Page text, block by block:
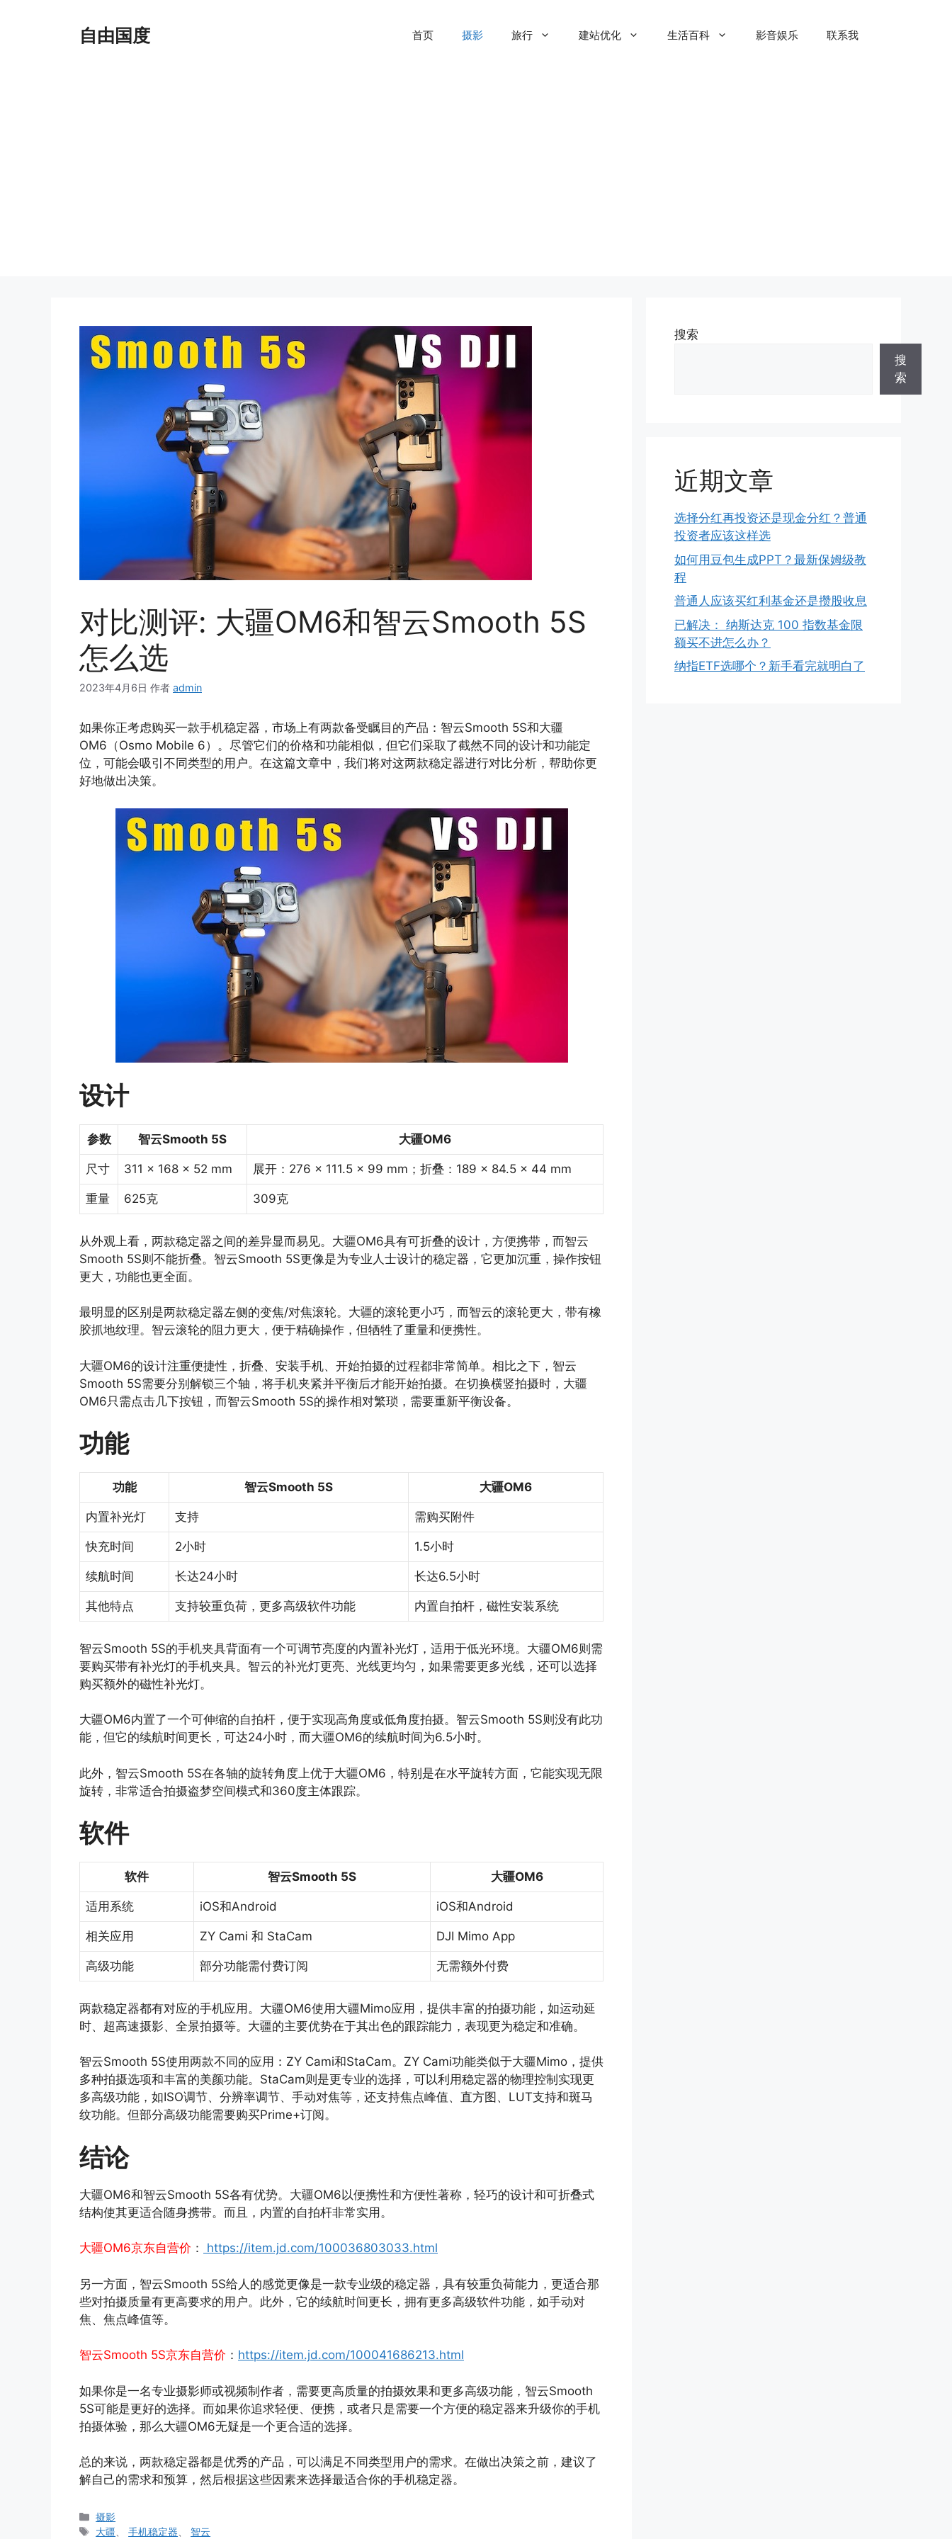
自由国度 首页 摄影 旅行 建站优化 生活百科 影音娱乐 联系我
对比测评: 大疆OM6和智云Smooth 5S
怎么选
2023年4月6日 作者 admin
如果你正考虑购买一款手机稳定器，市场上有两款备受瞩目的产品：智云Smooth 5S和大疆
OM6（Osmo Mobile 6）。尽管它们的价格和功能相似，但它们采取了截然不同的设计和功能定
位，可能会吸引不同类型的用户。在这篇文章中，我们将对这两款稳定器进行对比分析，帮助你更
好地做出决策。
设计
参数 智云Smooth 5S 大疆OM6
尺寸 311 x 168 x 52 mm 展开：276 × 111.5 × 99 mm；折叠：189 × 84.5 × 44 mm
重量 625克 309克
从外观上看，两款稳定器之间的差异显而易见。大疆OM6具有可折叠的设计，方便携带，而智云
Smooth 5S则不能折叠。智云Smooth 5S更像是为专业人士设计的稳定器，它更加沉重，操作按钮
更大，功能也更全面。
最明显的区别是两款稳定器左侧的变焦/对焦滚轮。大疆的滚轮更小巧，而智云的滚轮更大，带有橡
胶抓地纹理。智云滚轮的阻力更大，便于精确操作，但牺牲了重量和便携性。
大疆OM6的设计注重便捷性，折叠、安装手机、开始拍摄的过程都非常简单。相比之下，智云
Smooth 5S需要分别解锁三个轴，将手机夹紧并平衡后才能开始拍摄。在切换横竖拍摄时，大疆
OM6只需点击几下按钮，而智云Smooth 5S的操作相对繁琐，需要重新平衡设备。
功能
功能 智云Smooth 5S 大疆OM6
内置补光灯 支持 需购买附件
快充时间 2小时 1.5小时
续航时间 长达24小时 长达6.5小时
其他特点 支持较重负荷，更多高级软件功能 内置自拍杆，磁性安装系统
智云Smooth 5S的手机夹具背面有一个可调节亮度的内置补光灯，适用于低光环境。大疆OM6则需
要购买带有补光灯的手机夹具。智云的补光灯更亮、光线更均匀，如果需要更多光线，还可以选择
购买额外的磁性补光灯。
大疆OM6内置了一个可伸缩的自拍杆，便于实现高角度或低角度拍摄。智云Smooth 5S则没有此功
能，但它的续航时间更长，可达24小时，而大疆OM6的续航时间为6.5小时。
此外，智云Smooth 5S在各轴的旋转角度上优于大疆OM6，特别是在水平旋转方面，它能实现无限
旋转，非常适合拍摄盗梦空间模式和360度主体跟踪。
软件
软件 智云Smooth 5S 大疆OM6
适用系统 iOS和Android iOS和Android
相关应用 ZY Cami 和 StaCam DJI Mimo App
高级功能 部分功能需付费订阅 无需额外付费
两款稳定器都有对应的手机应用。大疆OM6使用大疆Mimo应用，提供丰富的拍摄功能，如运动延
时、超高速摄影、全景拍摄等。大疆的主要优势在于其出色的跟踪能力，表现更为稳定和准确。
智云Smooth 5S使用两款不同的应用：ZY Cami和StaCam。ZY Cami功能类似于大疆Mimo，提供
多种拍摄选项和丰富的美颜功能。StaCam则是更专业的选择，可以利用稳定器的物理控制实现更
多高级功能，如ISO调节、分辨率调节、手动对焦等，还支持焦点峰值、直方图、LUT支持和斑马
纹功能。但部分高级功能需要购买Prime+订阅。
结论
大疆OM6和智云Smooth 5S各有优势。大疆OM6以便携性和方便性著称，轻巧的设计和可折叠式
结构使其更适合随身携带。而且，内置的自拍杆非常实用。
大疆OM6京东自营价 ： https://item.jd.com/100036803033.html
另一方面，智云Smooth 5S给人的感觉更像是一款专业级的稳定器，具有较重负荷能力，更适合那
些对拍摄质量有更高要求的用户。此外，它的续航时间更长，拥有更多高级软件功能，如手动对
焦、焦点峰值等。
智云Smooth 5S京东自营价 ： https://item.jd.com/100041686213.html
如果你是一名专业摄影师或视频制作者，需要更高质量的拍摄效果和更多高级功能，智云Smooth
5S可能是更好的选择。而如果你追求轻便、便携，或者只是需要一个方便的稳定器来升级你的手机
拍摄体验，那么大疆OM6无疑是一个更合适的选择。
总的来说，两款稳定器都是优秀的产品，可以满足不同类型用户的需求。在做出决策之前，建议了
解自己的需求和预算，然后根据这些因素来选择最适合你的手机稳定器。
分
类
摄影
标
大疆 、手机稳定器 智云
搜索
搜
索
近期文章
选择分红再投资还是现金分红？普通
投资者应该这样选
如何用豆包生成PPT？最新保姆级教
程
普通人应该买红利基金还是攒股收息
已解决： 纳斯达克 100 指数基金限
额买不进怎么办？
纳指ETF选哪个？新手看完就明白了